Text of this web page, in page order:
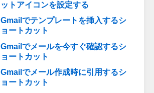
ットアイコンを設定する
Gmailでテンプレートを挿入するシ
ョートカット
Gmailでメールを今すぐ確認するシ
ョートカット
Gmailでメール作成時に引用するシ
ョートカット